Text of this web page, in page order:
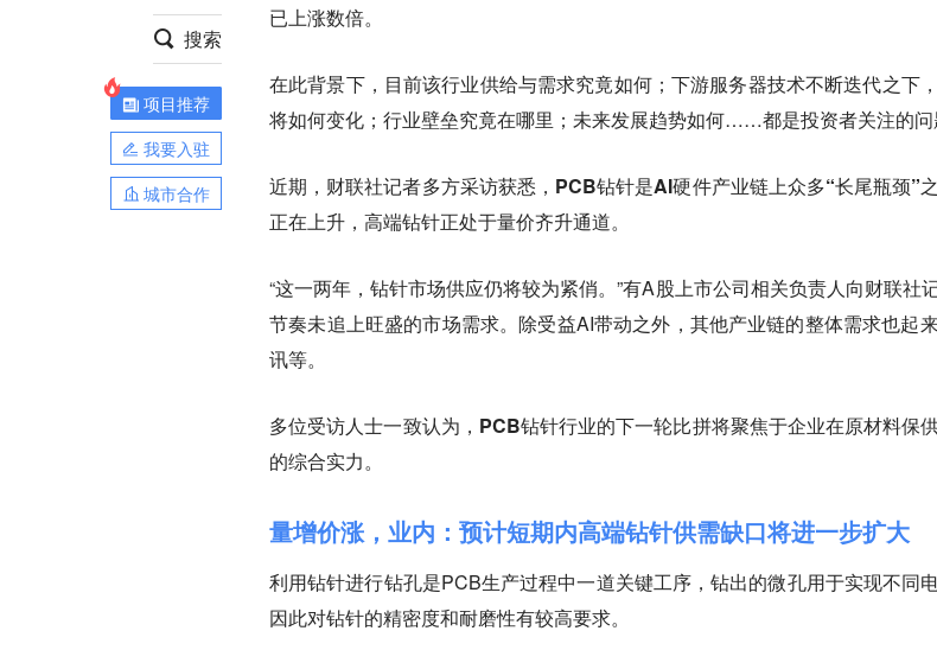
搜索
项目推荐
我要入驻
城市合作
已上涨数倍。
在此背景下，目前该行业供给与需求究竟如何；下游服务器技术不断迭代之下
将如何变化；行业壁垒究竟在哪里；未来发展趋势如何……都是投资者关注的问
近期，财联社记者多方采访获悉， PCB钻针是AI硬件产业链上众多“长尾瓶颈”
正在上升，高端钻针正处于量价齐升通道。
“这一两年，钻针市场供应仍将较为紧俏。”有A股上市公司相关负责人向财联社
节奏未追上旺盛的市场需求。除受益AI带动之外，其他产业链的整体需求也起
讯等。
多位受访人士一致认为， PCB钻针行业的下一轮比拼将聚焦于企业在原材料保
的综合实力。
量增价涨，业内：预计短期内高端钻针供需缺口将进一步扩大
利用钻针进行钻孔是PCB生产过程中一道关键工序，钻出的微孔用于实现不同
因此对钻针的精密度和耐磨性有较高要求。